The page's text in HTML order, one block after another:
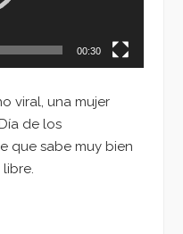
00:30
viral, una mujer
de los
que sabe muy bien